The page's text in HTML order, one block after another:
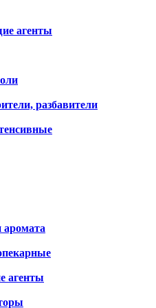
агенты
разбавители
аромата
агенты